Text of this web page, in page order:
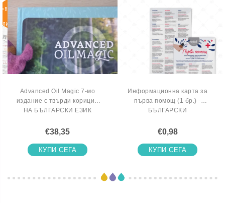
>ВКЛЮЧИ
ЛИСТАТА
ЧАКАЩИТЕ
Advanced Oil Magic 7-мо
издание с твърди корици -
НА БЪЛГАРСКИ ЕЗИК
€38,35
КУПИ СЕГА
Информационна карта за
първа помощ (1 бр.) -
БЪЛГАРСКИ
€0,98
КУПИ СЕГА